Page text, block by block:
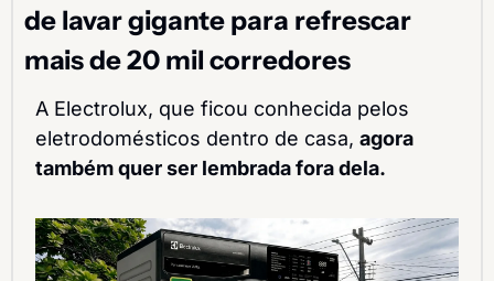
de lavar gigante para refrescar
mais de 20 mil corredores
A Electrolux, que ficou conhecida pelos
eletrodomésticos dentro de casa, agora
também quer ser lembrada fora dela.